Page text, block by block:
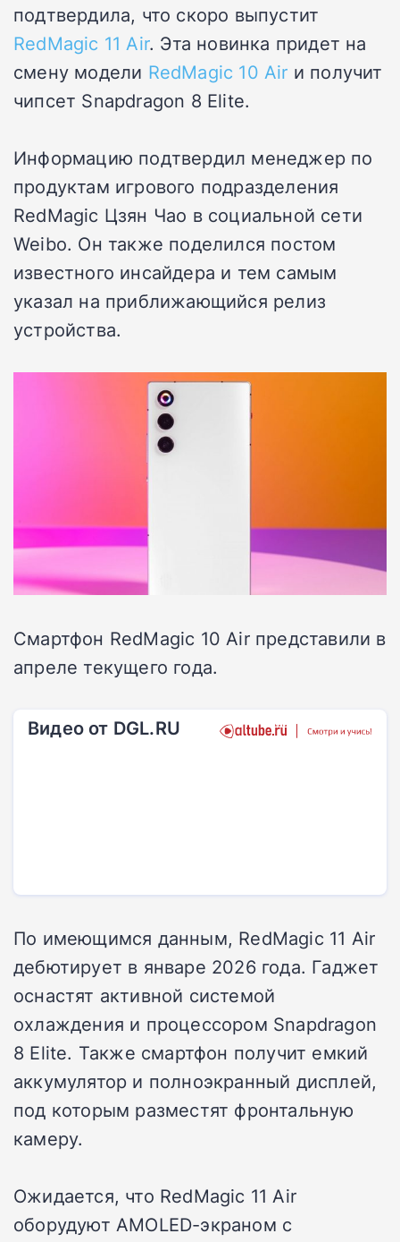
подтвердила, что скоро выпустит
RedMagic 11 Air. Эта новинка придет на
смену модели RedMagic 10 Air и получит
чипсет Snapdragon 8 Elite.
Информацию подтвердил менеджер по
продуктам игрового подразделения
RedMagic Цзян Чао в социальной сети
Weibo. Он также поделился постом
известного инсайдера и тем самым
указал на приближающийся релиз
устройства.
Смартфон RedMagic 10 Air представили в
апреле текущего года.
Видео от DGL.RU
По имеющимся данным, RedMagic 11 Air
дебютирует в январе 2026 года. Гаджет
оснастят активной системой
охлаждения и процессором Snapdragon
8 Elite. Также смартфон получит емкий
аккумулятор и полноэкранный дисплей,
под которым разместят фронтальную
камеру.
Ожидается, что RedMagic 11 Air
оборудуют AMOLED-экраном с